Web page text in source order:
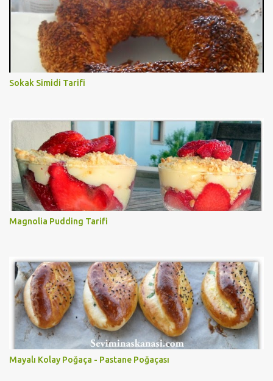
Sokak Simidi Tarifi
Magnolia Pudding Tarifi
Mayalı Kolay Poğaça - Pastane Poğaçası